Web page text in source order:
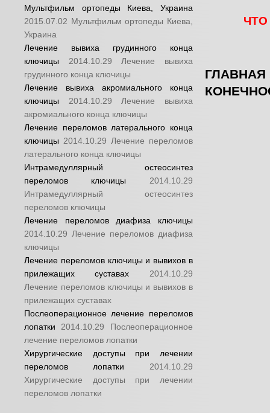
Мультфильм ортопеды Киева, Украина
2015.07.02 Мультфильм ортопеды Киева,
Украина
Лечение вывиха грудинного конца
ключицы
2014.10.29
Лечение вывиха
грудинного конца ключицы
Лечение вывиха акромиального конца
ключицы
2014.10.29
Лечение вывиха
акромиального конца ключицы
Лечение переломов латерального конца
ключицы 2014.10.29 Лечение переломов
латерального конца ключицы
Интрамедуллярный остеосинтез
переломов ключицы
2014.10.29
Интрамедуллярный остеосинтез
переломов ключицы
Лечение переломов диафиза ключицы
2014.10.29 Лечение переломов диафиза
ключицы
Лечение переломов ключицы и вывихов в
прилежащих суставах
2014.10.29
Лечение переломов ключицы и вывихов в
прилежащих суставах
Послеоперационное лечение переломов
лопатки
2014.10.29
Послеоперационное
лечение переломов лопатки
Хирургические доступы при лечении
переломов лопатки
2014.10.29
Хирургические доступы при лечении
переломов лопатки
ГЛАВНАЯ